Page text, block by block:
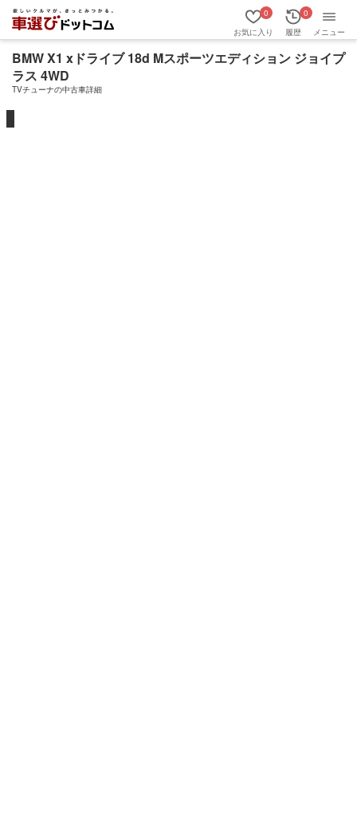
お気に入り
0
履歴
0
メニュー
BMW X1 xドライブ 18d Mスポーツエディション ジョイプ
ラス 4WD
TVチューナの中古車詳細